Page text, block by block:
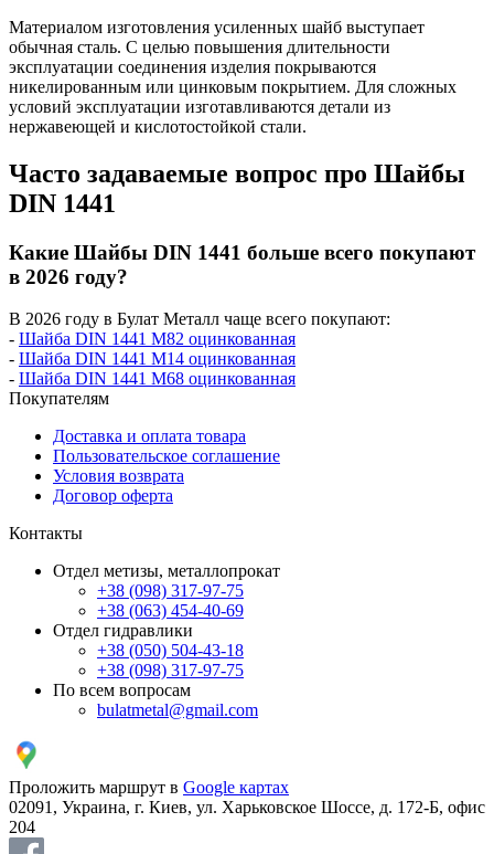
Материалом изготовления усиленных шайб выступает
обычная сталь. С целью повышения длительности
эксплуатации соединения изделия покрываются
никелированным или цинковым покрытием. Для сложных
условий эксплуатации изготавливаются детали из
нержавеющей и кислотостойкой стали.
Часто задаваемые вопрос про Шайбы
DIN 1441
Какие Шайбы DIN 1441 больше всего покупают
в 2026 году?
В 2026 году в Булат Металл чаще всего покупают:
- Шайба DIN 1441 М82 оцинкованная
- Шайба DIN 1441 М14 оцинкованная
- Шайба DIN 1441 М68 оцинкованная
Покупателям
Доставка и оплата товара
Пользовательское соглашение
Условия возврата
Договор оферта
Контакты
Отдел метизы, металлопрокат
+38 (098) 317-97-75
+38 (063) 454-40-69
Отдел гидравлики
+38 (050) 504-43-18
+38 (098) 317-97-75
По всем вопросам
bulatmetal@gmail.com
Проложить маршрут в Google картах
02091, Украина, г. Киев, ул. Харьковское Шоссе, д. 172-Б, офис
204